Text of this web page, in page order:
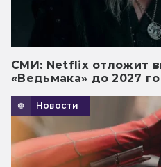
СМИ: Netflix отложит
«Ведьмака» до 2027
Новости